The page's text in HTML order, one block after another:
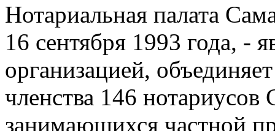
Нотариальная палата
16 сентября 1993 года, -
организацией,
членства 146 нотариусов
занимающихся частной